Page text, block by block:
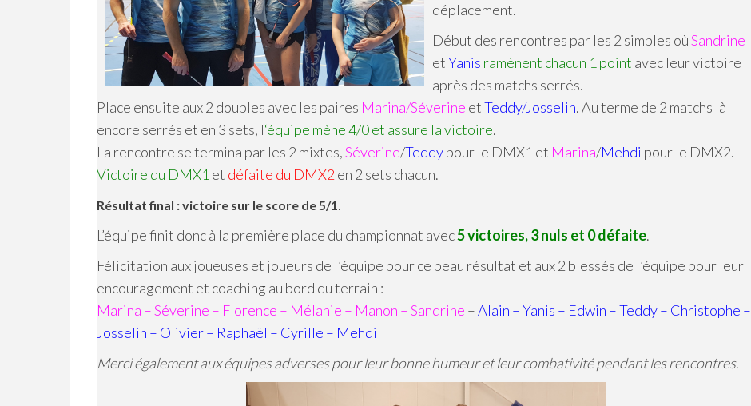
déplacement.
Début des rencontres par les 2 simples oùSandrine
etYanis ramènent chacun 1 point avec leur victoire
après des matchs serrés.
Place ensuite aux 2 doubles avec les paires Marina/Séverine etTeddy/Josselin. Au terme de 2 matchs là
encore serrés et en 3 sets, l‘équipe mène 4/0 et assure la victoire.
La rencontre se termina par les 2 mixtes,Séverine/Teddypour le DMX1 et Marina/Mehdi pour le DMX2.
Victoire du DMX1 et défaite du DMX2 en 2 sets chacun.
Résultat final : victoire sur le score de 5/1.
L’équipe finit donc à la première place du championnat avec5 victoires, 3 nuls et 0 défaite.
Félicitation aux joueuses et joueurs de l’équipe pour ce beau résultat et aux 2 blessés de l’équipe pour leur
encouragement et coaching au bord du terrain :
Marina – Séverine – Florence – Mélanie – Manon – Sandrine –Alain – Yanis – Edwin – Teddy – Christophe –
Josselin – Olivier – Raphaël – Cyrille – Mehdi
Merci également aux équipes adverses pour leur bonne humeur et leur combativité pendant les rencontres.